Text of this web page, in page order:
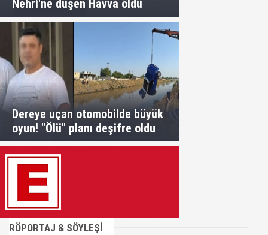
Nehri'ne düşen Havva öldü
Dereye uçan otomobilde büyük
oyun! "Ölü" planı deşifre oldu
RÖPORTAJ & SÖYLEŞİ